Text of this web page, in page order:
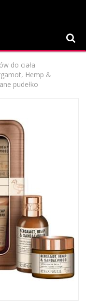
do ciała
Hemp &
pudełko